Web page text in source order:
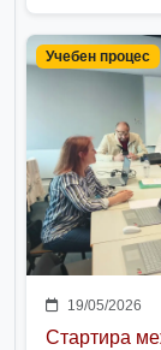
Учебен процес
19/05/2026
Стартира